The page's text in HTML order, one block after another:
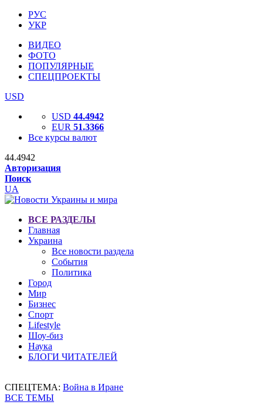
РУС
УКР
ВИДЕО
ФОТО
ПОПУЛЯРНЫЕ
СПЕЦПРОЕКТЫ
USD
USD 44.4942
EUR 51.3366
Все курсы валют
44.4942
Авторизация
Поиск
UA
ВСЕ РАЗДЕЛЫ
Главная
Украина
Все новости раздела
События
Политика
Город
Мир
Бизнес
Спорт
Lifestyle
Шоу-биз
Наука
БЛОГИ ЧИТАТЕЛЕЙ
СПЕЦТЕМА: Война в Иране
ВСЕ ТЕМЫ